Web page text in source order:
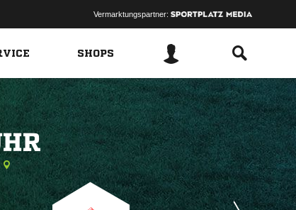
Vermarktungspartner:
SHOPS